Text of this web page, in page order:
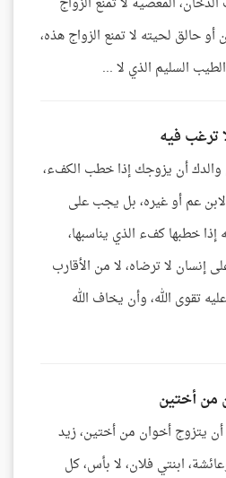
حالق لحيته لا تمنع الزواج هذه،
السليم الذي لا ...
ترغب فيه
أن يزوجك إذا خطب الكفء،
عم أو غيره، بل يجب على
إذا خطبها كفء الذي يناسبها،
إنسان لا ترضاه، لا من الأقارب
تقوى الله، وأن يخاف الله
من أختين
يتزوج أخوان من أختين، زيد
ابنتي فلان، لا بأس، كل